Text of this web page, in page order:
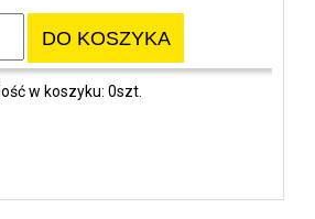
DO KOSZYKA
w koszyku: 0szt.